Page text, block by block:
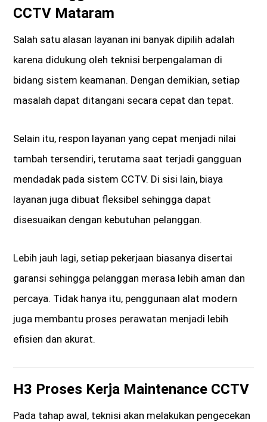
CCTV Mataram
Salah satu alasan layanan ini banyak dipilih adalah
karena didukung oleh teknisi berpengalaman di
bidang sistem keamanan. Dengan demikian, setiap
masalah dapat ditangani secara cepat dan tepat.
Selain itu, respon layanan yang cepat menjadi nilai
tambah tersendiri, terutama saat terjadi gangguan
mendadak pada sistem CCTV. Di sisi lain, biaya
layanan juga dibuat fleksibel sehingga dapat
disesuaikan dengan kebutuhan pelanggan.
Lebih jauh lagi, setiap pekerjaan biasanya disertai
garansi sehingga pelanggan merasa lebih aman dan
percaya. Tidak hanya itu, penggunaan alat modern
juga membantu proses perawatan menjadi lebih
efisien dan akurat.
H3 Proses Kerja Maintenance CCTV
Pada tahap awal, teknisi akan melakukan pengecekan